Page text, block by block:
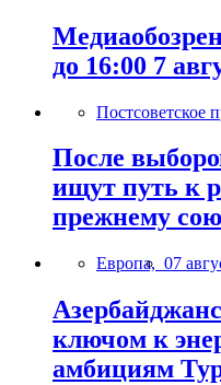
до 16:00 7
Постсоветское
После
ищут путь к
прежнему
Европа, 07
ключом к
амбициям